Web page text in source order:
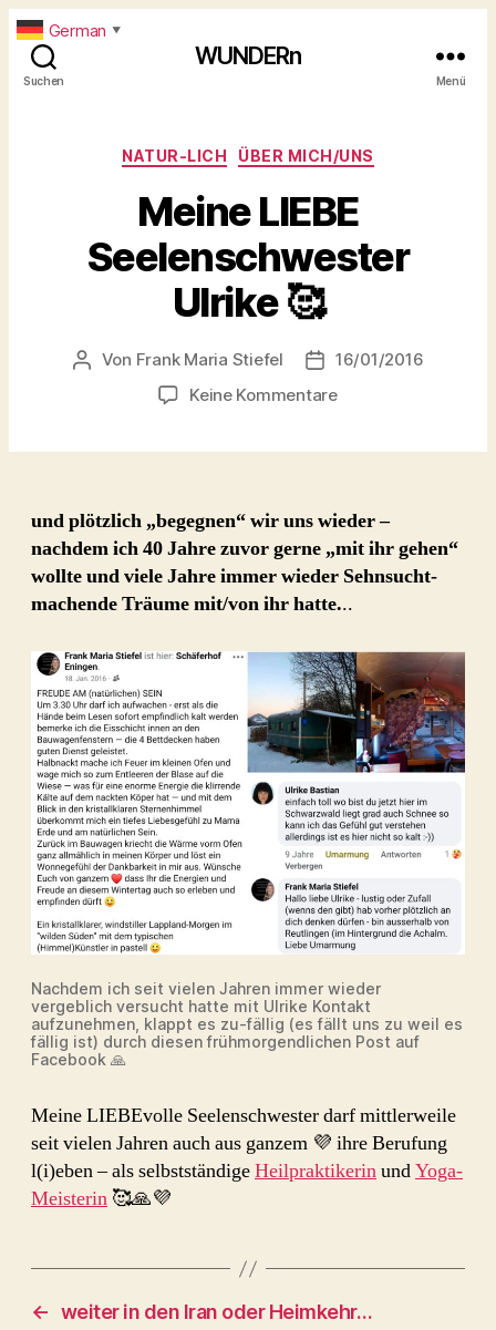
Suchen
WUNDERn
Menü
Kategorien
NATUR-LICH ÜBER MICH/UNS
Meine LIEBE
Seelenschwester
Ulrike 🥰
Beitragsautor
Von Frank Maria Stiefel Beitragsdatum
16/01/2016
Keine Kommentarezu
🥰
und plötzlich „begegnen“ wir uns wieder –
nachdem ich 40 Jahre zuvor gerne „mit ihr gehen“
wollte und viele Jahre immer wieder Sehnsucht-
machende Träume mit/von ihr hatte...
Nachdem ich seit vielen Jahren immer wieder
vergeblich versucht hatte mit Ulrike Kontakt
aufzunehmen, klappt es zu-fällig (es fällt uns zu weil es
fällig ist) durch diesen frühmorgendlichen Post auf
Facebook 🙏
Meine LIEBEvolle Seelenschwester darf mittlerweile
seit vielen Jahren auch aus ganzem 💜 ihre Berufung
l(i)eben – als selbstständigeHeilpraktikerinundYoga-
Meisterin 🥰🙏💜
← weiter in den Iran oder Heimkehr…
German ▼